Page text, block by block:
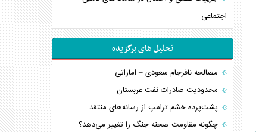
اجتماعی
تحلیل های برگزیده
مصالحه نافرجام سعودی – اماراتی
محدودیت صادرات نفت عربستان
پشت‌پرده خشم ترامپ از رسانه‌های منتقد
چگونه مقاومت صحنه جنگ را تغییر می‌دهد؟